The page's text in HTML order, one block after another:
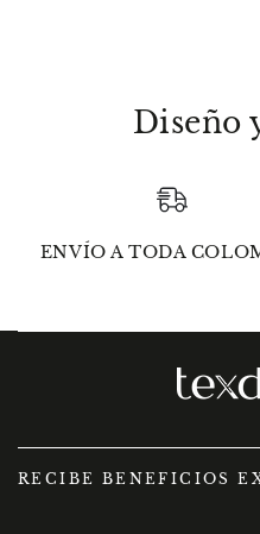
Diseño
ENVÍO A TODA
RECIBE BENEFICIOS